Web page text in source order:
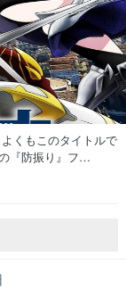
くもこのタイトルで
の『防振り』フ…
にかく髪の毛の
ヴ。儀式で自身に
…